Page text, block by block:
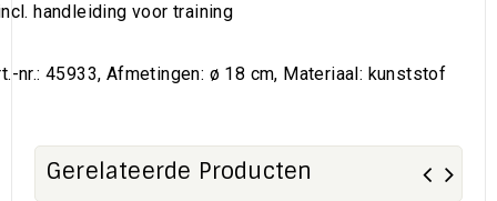
handleiding voor training
nr.: 45933, Afmetingen: ø 18 cm, Materiaal: kunststof
Gerelateerde Producten